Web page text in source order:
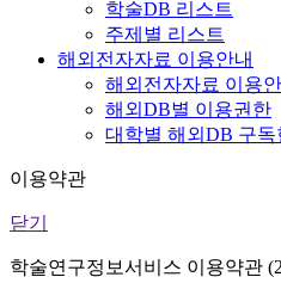
학술DB 리스트
주제별 리스트
해외전자자료 이용안내
해외전자자료 이용
해외DB별 이용권한
대학별 해외DB 구독
이용약관
닫기
학술연구정보서비스 이용약관